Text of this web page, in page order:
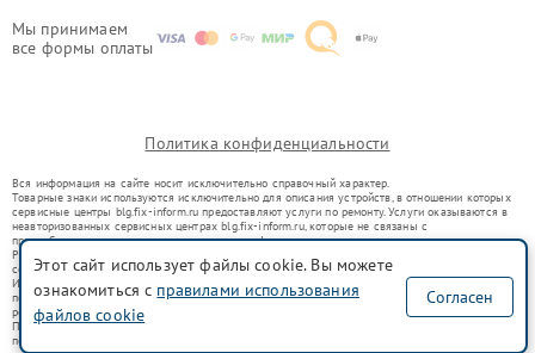
Мы принимаем
все формы оплаты
Политика конфиденциальности
Вся информация на сайте носит исключительно справочный характер.
Товарные знаки используются исключительно для описания устройств, в отношении которых
сервисные центры blg.fix-inform.ru предоставляют услуги по ремонту. Услуги оказываются в
неавторизованных сервисных центрах blg.fix-inform.ru, которые не связаны с
правообладателями товарных знаков или их официальными представителями.
Ремонт осуществляется для устройств, уже введенных в гражданский оборот в соответствии
со статьей 1487 ГК РФ.
Использование товарных знаков не преследует цели индивидуализации услуг или введения
потребителей в заблуждение, а служит для информирования о предоставляемых услугах по
ремонту техники указанных брендов.
Представленная на сайте информация не является публичной офертой, определяемой
положениями Статьи 437(2) Гражданского кодекса РФ
Этот сайт использует файлы cookie. Вы можете
ознакомиться с правилами использования
файлов cookie
Согласен